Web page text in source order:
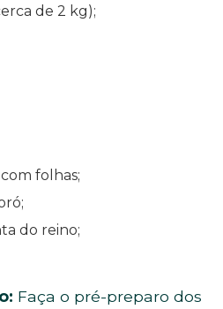
de 2 kg);
folhas;
do reino;
Faça o pré-preparo dos